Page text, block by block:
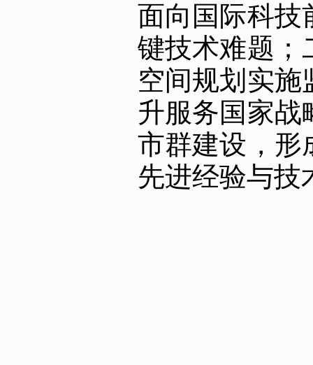
面向国际科技
键技术难题；
空间规划实
升服务国家战
市群建设，形
先进经验与技